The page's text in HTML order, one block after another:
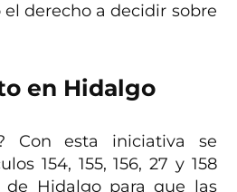
derecho a decidir sobre
en Hidalgo
Con esta iniciativa se
154, 155, 156, 27 y 158
de Hidalgo para que las